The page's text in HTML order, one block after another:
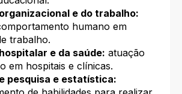
e do trabalho:
humano em
trabalho.
e da saúde: atuação
em hospitais e clínicas.
pesquisa e estatística: